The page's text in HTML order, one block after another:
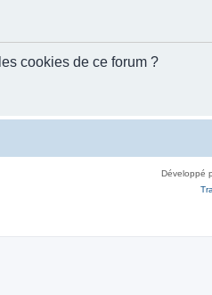
cookies de ce forum ?
Développé